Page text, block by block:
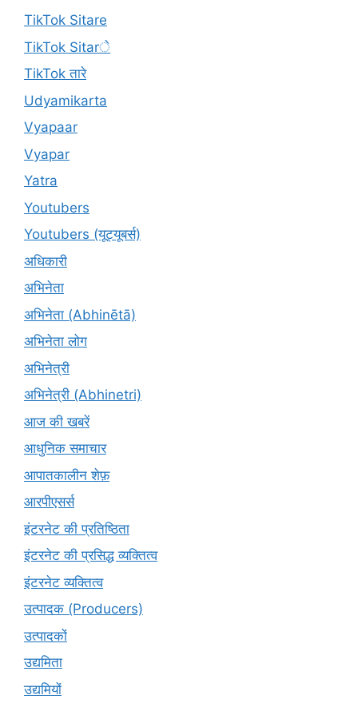
TikTok Sitare
TikTok Sitarे
TikTok तारे
Udyamikarta
Vyapaar
Vyapar
Yatra
Youtubers
Youtubers (यूट्यूबर्स)
अधिकारी
अभिनेता
अभिनेता (Abhinētā)
अभिनेता लोग
अभिनेत्री
अभिनेत्री (Abhinetri)
आज की खबरें
आधुनिक समाचार
आपातकालीन शेफ़
आरपीएसर्स
इंटरनेट की प्रतिष्ठिता
इंटरनेट की प्रसिद्ध व्यक्तित्व
इंटरनेट व्यक्तित्व
उत्पादक (Producers)
उत्पादकों
उद्यमिता
उद्यमियों